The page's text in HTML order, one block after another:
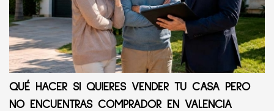
QUÉ HACER SI QUIERES VENDER TU CASA PERO
NO ENCUENTRAS COMPRADOR EN VALENCIA